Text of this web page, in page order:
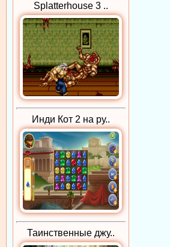
Splatterhouse 3 ..
Инди Кот 2 на ру..
Таинственные джу..